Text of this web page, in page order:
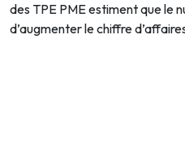
des TPE PME estiment que le
d’augmenter le chiffre